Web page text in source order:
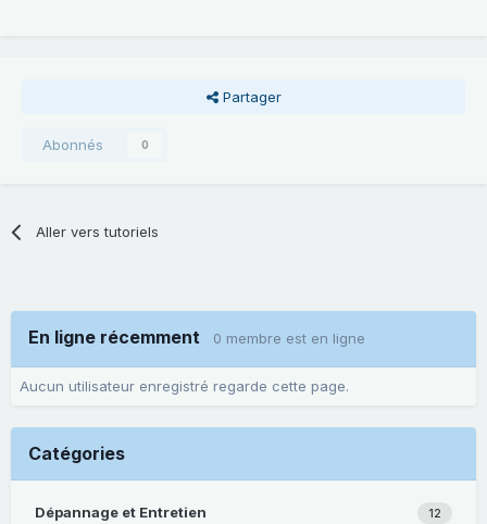
Partager
Abonnés 0
Aller vers tutoriels
En ligne récemment 0 membre est en ligne
Aucun utilisateur enregistré regarde cette page.
Catégories
12
Dépannage et Entretien